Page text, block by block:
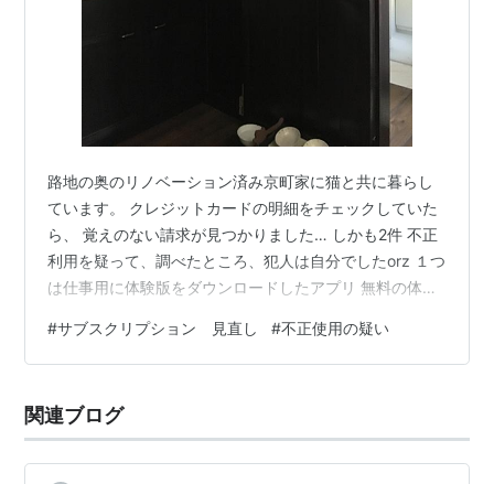
路地の奥のリノベーション済み京町家に猫と共に暮らし
ています。 クレジットカードの明細をチェックしていた
ら、 覚えのない請求が見つかりました… しかも2件 不正
利用を疑って、調べたところ、犯人は自分でしたorz １つ
は仕事用に体験版をダウンロードしたアプリ 無料の体験
カード情報を入力する必要があって、無料期間のうちに
解約したつもりだったのに出来てなかったらしい。 使っ
2つ目は、Appleからの請求 私は、iCloudに月150円の課
金をしているのですが、それとは別に、1300円の請求が
#サブスクリプション 見直し #不正使用の疑い
関連ブログ